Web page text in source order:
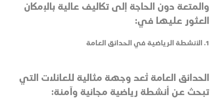
والمتعة دون الحاجة إلى تكاليف عالية بالإمكان
العثور عليها في:
1. الأنشطة الرياضية في الحدائق العامة
الحدائق العامة تُعد وجهة مثالية للعائلات التي
تبحث عن أنشطة رياضية مجانية وآمنة: